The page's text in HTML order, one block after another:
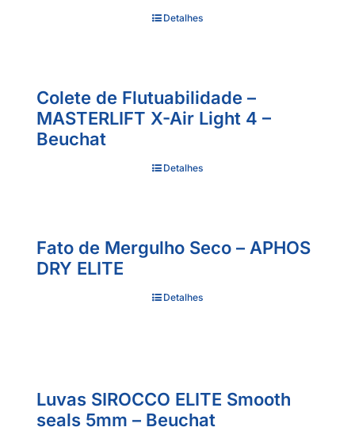
Detalhes
Colete de Flutuabilidade –
MASTERLIFT X-Air Light 4 –
Beuchat
Detalhes
Fato de Mergulho Seco – APHOS
DRY ELITE
Detalhes
Luvas SIROCCO ELITE Smooth
seals 5mm – Beuchat